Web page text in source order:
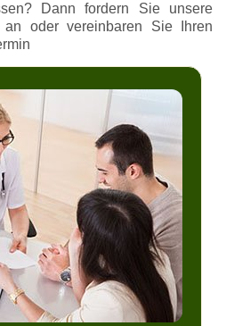
Dann fordern Sie unsere
an oder vereinbaren Sie Ihren